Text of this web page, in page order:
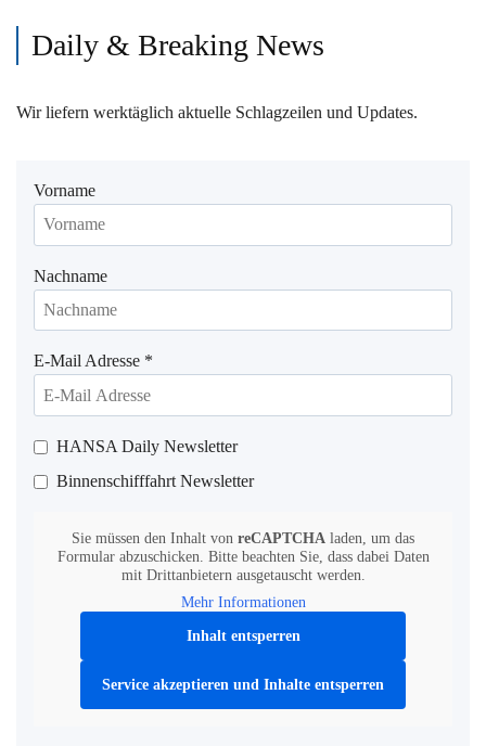
Daily & Breaking News
Wir liefern werktäglich aktuelle Schlagzeilen und Updates.
Vorname
Nachname
E-Mail Adresse *
HANSA Daily Newsletter
Binnenschifffahrt Newsletter
Sie müssen den Inhalt von reCAPTCHA laden, um das
Formular abzuschicken. Bitte beachten Sie, dass dabei Daten
mit Drittanbietern ausgetauscht werden.
Mehr Informationen
Inhalt entsperren
Service akzeptieren und Inhalte entsperren